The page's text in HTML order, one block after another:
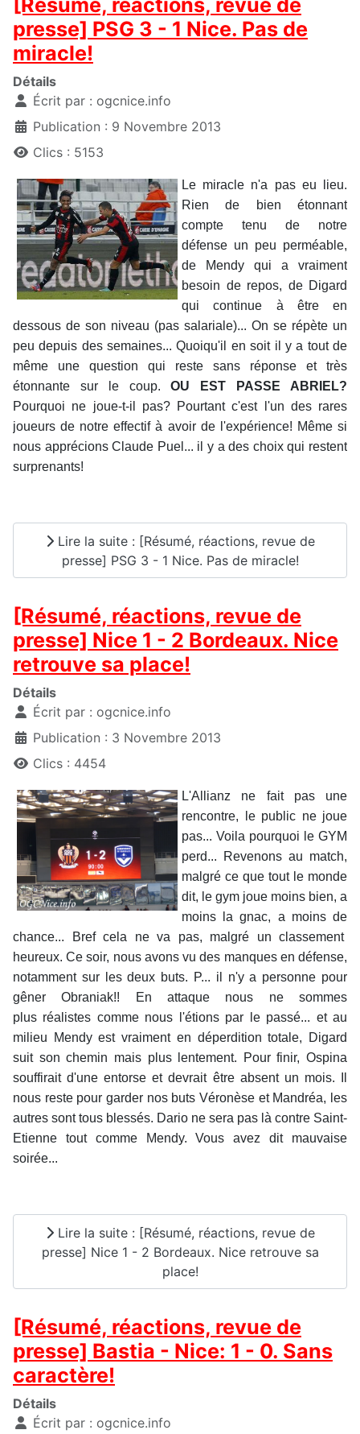
[Résumé, réactions, revue de
presse] PSG 3 - 1 Nice. Pas de
miracle!
Détails
Écrit par : ogcnice.info
Publication : 9 Novembre 2013
Clics : 5153
Le miracle n'a pas eu lieu.
Rien de bien étonnant
compte tenu de notre
défense un peu perméable,
de Mendy qui a vraiment
besoin de repos, de Digard
qui continue à être en
dessous de son niveau (pas salariale)... On se répète un
peu depuis des semaines... Quoiqu'il en soit il y a tout de
même une question qui reste sans réponse et très
étonnante sur le coup.OU EST PASSE ABRIEL?
Pourquoi ne joue-t-il pas? Pourtant c'est l'un des rares
joueurs de notre effectif à avoir de l'expérience! Même si
nous apprécions Claude Puel... il y a des choix qui restent
surprenants!
Lire la suite : [Résumé, réactions, revue de
presse] PSG 3 - 1 Nice. Pas de miracle!
[Résumé, réactions, revue de
presse] Nice 1 - 2 Bordeaux. Nice
retrouve sa place!
Détails
Écrit par : ogcnice.info
Publication : 3 Novembre 2013
Clics : 4454
L'Allianz ne fait pas une
rencontre, le public ne joue
pas... Voila pourquoi le GYM
perd... Revenons au match,
malgré ce que tout le monde
dit, le gym joue moins bien, a
moins la gnac, a moins de
chance... Bref cela ne va pas, malgré un classement
heureux. Ce soir, nous avons vu des manques en défense,
notamment sur les deux buts. P... il n'y a personne pour
gêner Obraniak!! En attaque nous ne sommes
plus réalistes comme nous l'étions par le passé... et au
milieu Mendy est vraiment en déperdition totale, Digard
suit son chemin mais plus lentement. Pour finir, Ospina
souffirait d'une entorse et devrait être absent un mois. Il
nous reste pour garder nos buts Véronèse et Mandréa, les
autres sont tous blessés. Dario ne sera pas là contre Saint-
Etienne tout comme Mendy. Vous avez dit mauvaise
soirée...
Lire la suite : [Résumé, réactions, revue de
presse] Nice 1 - 2 Bordeaux. Nice retrouve sa
place!
[Résumé, réactions, revue de
presse] Bastia - Nice: 1 - 0. Sans
caractère!
Détails
Écrit par : ogcnice.info